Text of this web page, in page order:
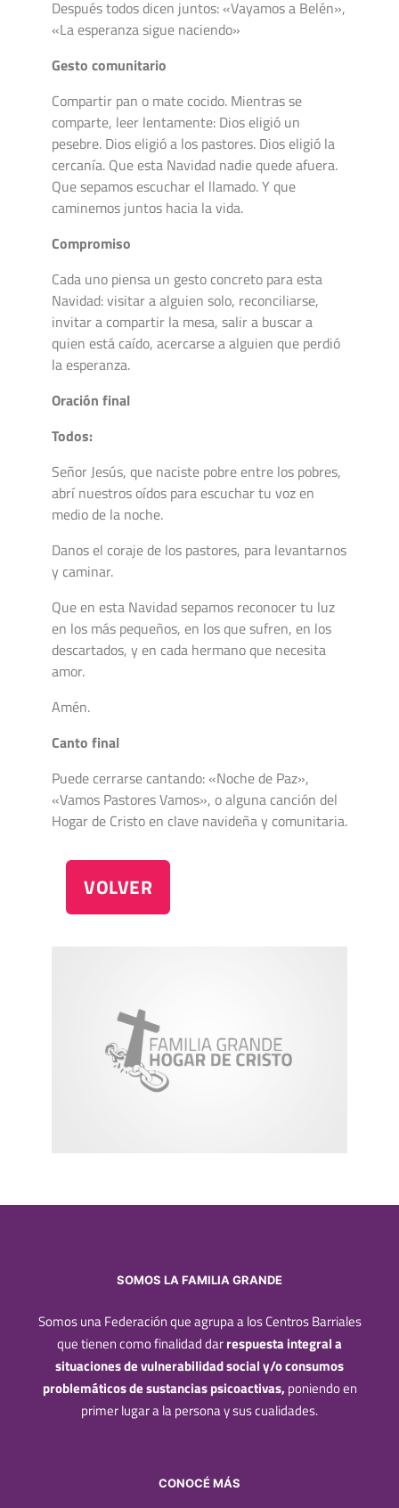
Después todos dicen juntos: «Vayamos a Belén»,
«La esperanza sigue naciendo»
Gesto comunitario
Compartir pan o mate cocido. Mientras se
comparte, leer lentamente: Dios eligió un
pesebre. Dios eligió a los pastores. Dios eligió la
cercanía. Que esta Navidad nadie quede afuera.
Que sepamos escuchar el llamado. Y que
caminemos juntos hacia la vida.
Compromiso
Cada uno piensa un gesto concreto para esta
Navidad: visitar a alguien solo, reconciliarse,
invitar a compartir la mesa, salir a buscar a
quien está caído, acercarse a alguien que perdió
la esperanza.
Oración final
Todos:
Señor Jesús, que naciste pobre entre los pobres,
abrí nuestros oídos para escuchar tu voz en
medio de la noche.
Danos el coraje de los pastores, para levantarnos
y caminar.
Que en esta Navidad sepamos reconocer tu luz
en los más pequeños, en los que sufren, en los
descartados, y en cada hermano que necesita
amor.
Amén.
Canto final
Puede cerrarse cantando: «Noche de Paz»,
«Vamos Pastores Vamos», o alguna canción del
Hogar de Cristo en clave navideña y comunitaria.
VOLVER
SOMOS LA FAMILIA GRANDE
Somos una Federación que agrupa a los Centros Barriales
que tienen como finalidad darrespuesta integral a
situaciones de vulnerabilidad social y/o consumos
problemáticos de sustancias psicoactivas, poniendo en
primer lugar a la persona y sus cualidades.
CONOCÉ MÁS